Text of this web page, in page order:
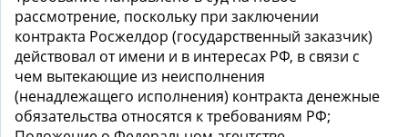
рассмотрение, поскольку при заключении
контракта Росжелдор (государственный заказчик)
действовал от имени и в интересах РФ, в связи с
чем вытекающие из неисполнения
(ненадлежащего исполнения) контракта денежные
обязательства относятся к требованиям РФ;